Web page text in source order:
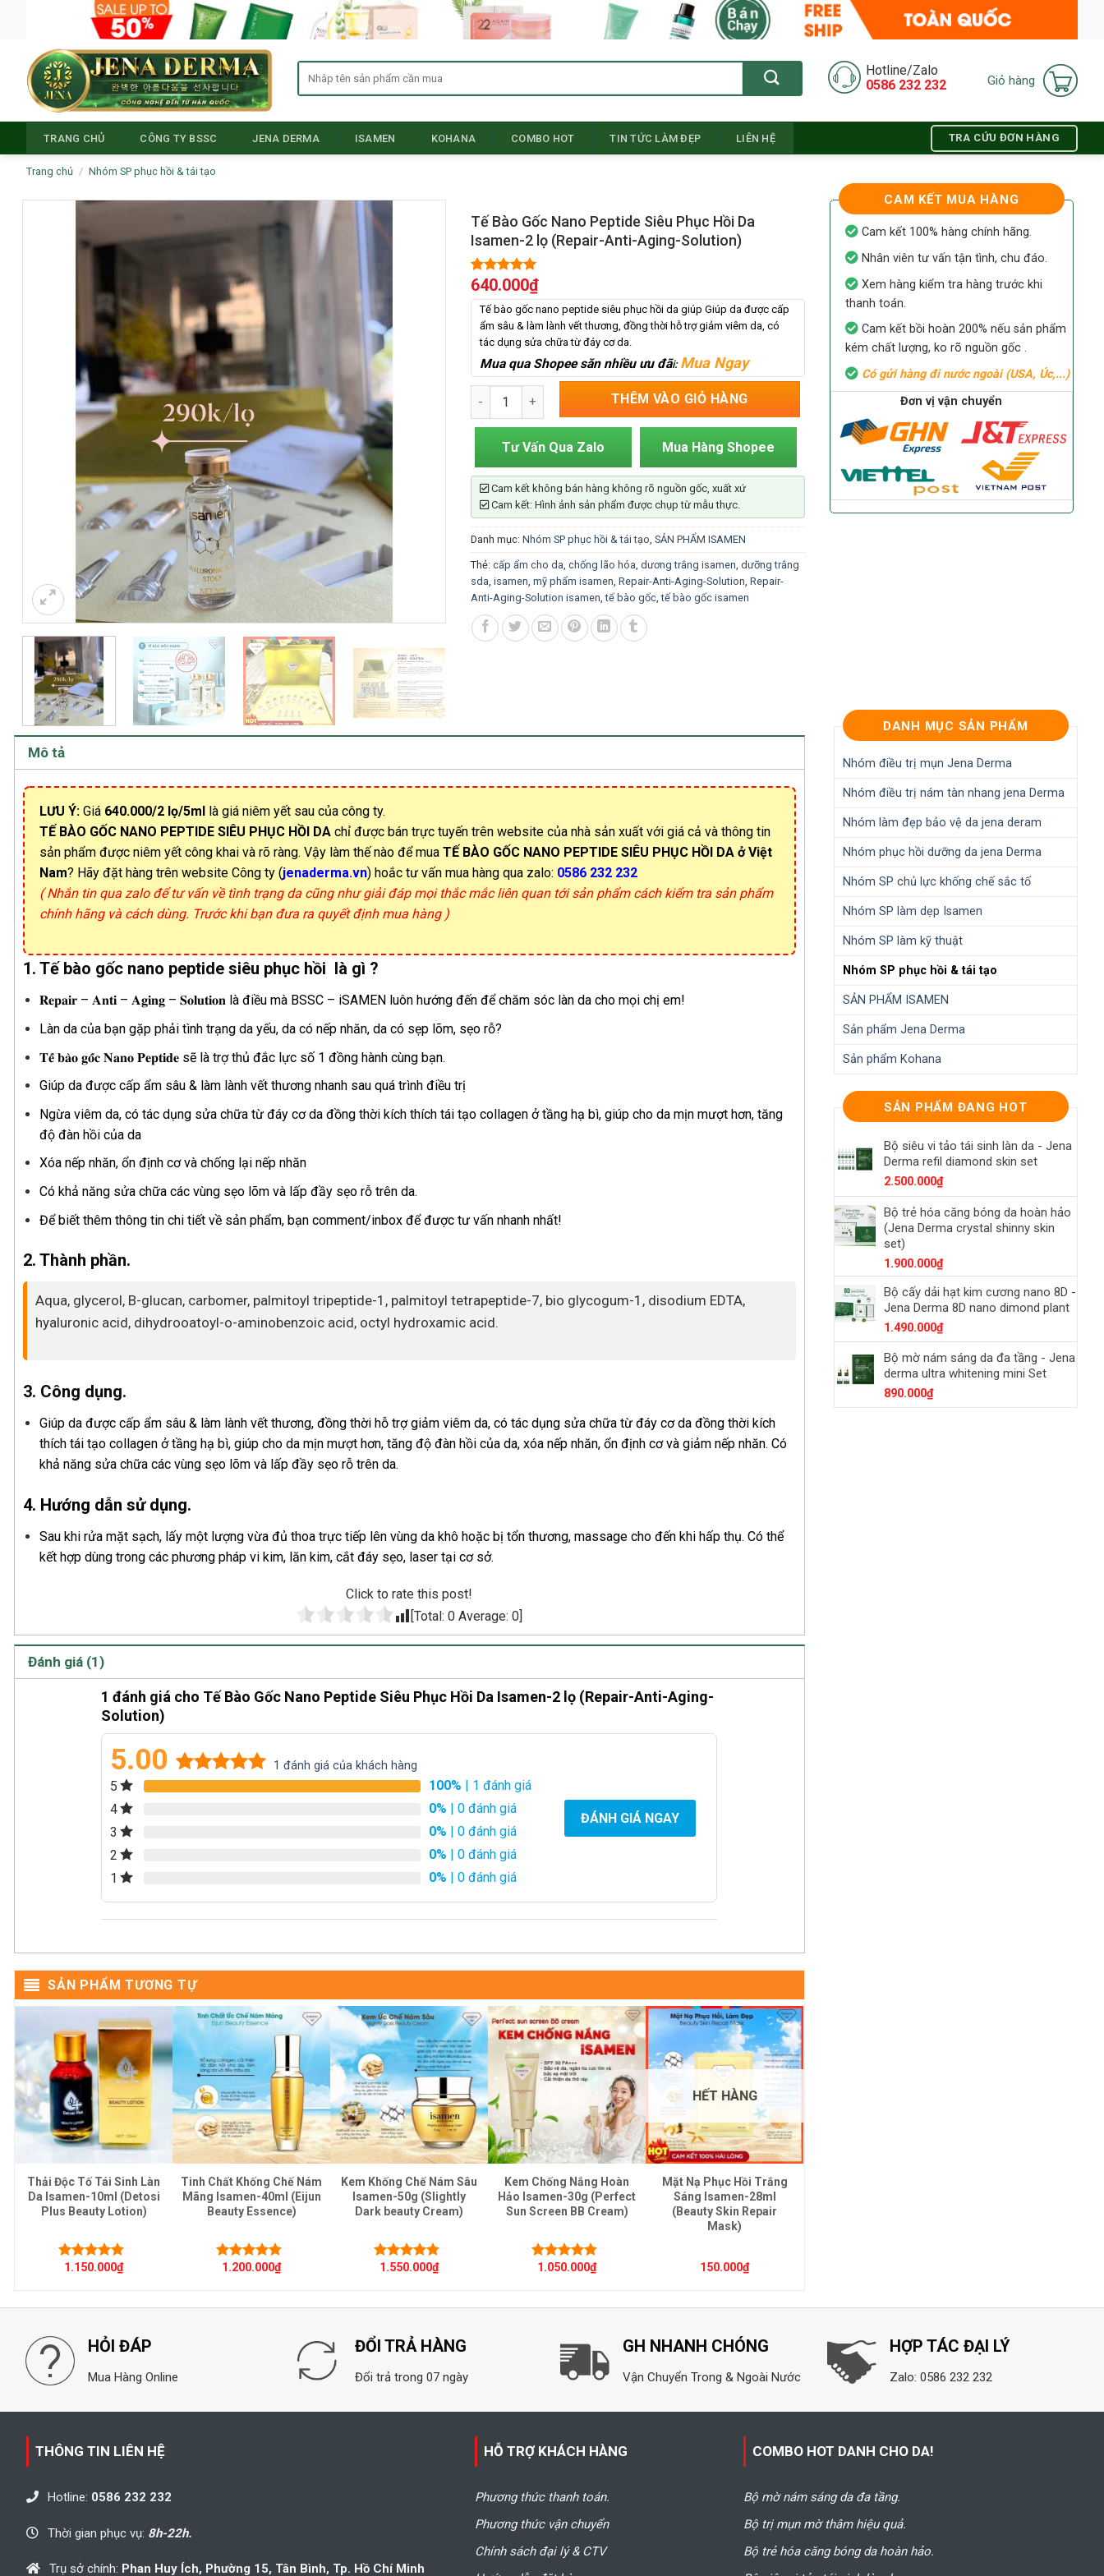
content
Tìm
Hotline/Zalo
0586 232 232
Giỏ hàng
TRANG CHỦ CÔNG TY BSSC JENA DERMA ISAMEN KOHANA COMBO HOT TIN TỨC LÀM ĐẸP LIÊN HỆ TRA CỨU ĐƠN HÀNG
Trang chủ / Nhóm SP phục hồi & tái tạo
Tế Bào Gốc Nano Peptide Siêu Phục Hồi Da
Isamen-2 lọ (Repair-Anti-Aging-Solution)
5.00trên 5
dựa trên
1
đánh giá
640.000₫
Tế bào gốc nano peptide siêu phục hồi da giúp Giúp da được cấp
ẩm sâu & làm lành vết thương, đồng thời hỗ trợ giảm viêm da, có
tác dụng sửa chữa từ đáy cơ da.
Mua qua Shopee săn nhiều ưu đãi: Mua Ngay
Tế Bào Gốc Nano Peptide Siêu Phục Hồi Da Isamen-2 lọ (Repair-Anti-Aging-Solution) số lượng
THÊM VÀO GIỎ HÀNG
Tư Vấn Qua Zalo Mua Hàng Shopee
Cam kết không bán hàng không rõ nguồn gốc, xuất xứ
Cam kết: Hình ảnh sản phẩm được chụp từ mẫu thực.
Danh mục: Nhóm SP phục hồi & tái tạo SẢN PHẨM ISAMEN
Thẻ: cấp ẩm cho da chống lão hóa dương trắng isamen dưỡng trắng
sda isamen mỹ phẩm isamen Repair-Anti-Aging-Solution Repair-
Anti-Aging-Solution isamen ,tế bào gốc,tế bào gốc isamen
CAM KẾT MUA HÀNG
Cam kết 100% hàng chính hãng.
Nhân viên tư vấn tận tình, chu đáo.
Xem hàng kiểm tra hàng trước khi
thanh toán.
Cam kết bồi hoàn 200% nếu sản phẩm
kém chất lượng, ko rõ nguồn gốc .
Có gửi hàng đi nước ngoài (USA, Úc,...)
Đơn vị vận chuyển
Mô tả
LƯU Ý: Giá 640.000/2 lọ/5ml là giá niêm yết sau của công ty.
TẾ BÀO GỐC NANO PEPTIDE SIÊU PHỤC HỒI DA chỉ được bán trực tuyến trên website của nhà sản xuất với giá cả và thông tin
sản phẩm được niêm yết công khai và rõ ràng. Vậy làm thế nào để mua TẾ BÀO GỐC NANO PEPTIDE SIÊU PHỤC HỒI DA ở Việt
Nam? Hãy đặt hàng trên website Công ty (jenaderma.vn) hoắc tư vấn mua hàng qua zalo: 0586 232 232
( Nhắn tin qua zalo để tư vấn về tình trạng da cũng như giải đáp mọi thắc mắc liên quan tới sản phẩm cách kiểm tra sản phẩm
chính hãng và cách dùng. Trước khi bạn đưa ra quyết định mua hàng )
1. Tế bào gốc nano peptide siêu phục hồi là gì ?
𝐑𝐞𝐩𝐚𝐢𝐫 – 𝐀𝐧𝐭𝐢 – 𝐀𝐠𝐢𝐧𝐠 – 𝐒𝐨𝐥𝐮𝐭𝐢𝐨𝐧 là điều mà BSSC – iSAMEN luôn hướng đến để chăm sóc làn da cho mọi chị em!
Làn da của bạn gặp phải tình trạng da yếu, da có nếp nhăn, da có sẹp lõm, sẹo rỗ?
𝐓𝐞̂́ 𝐛𝐚̀𝐨 𝐠𝐨̂́𝐜 𝐍𝐚𝐧𝐨 𝐏𝐞𝐩𝐭𝐢𝐝𝐞 sẽ là trợ thủ đắc lực số 1 đồng hành cùng bạn.
Giúp da được cấp ẩm sâu & làm lành vết thương nhanh sau quá trình điều trị
Ngừa viêm da, có tác dụng sửa chữa từ đáy cơ da đồng thời kích thích tái tạo collagen ở tầng hạ bì, giúp cho da mịn mượt hơn, tăng
độ đàn hồi của da
Xóa nếp nhăn, ổn định cơ và chống lại nếp nhăn
Có khả năng sửa chữa các vùng sẹo lõm và lấp đầy sẹo rỗ trên da.
Để biết thêm thông tin chi tiết về sản phẩm, bạn comment/inbox để được tư vấn nhanh nhất!
2. Thành phần.
Aqua, glycerol, B-glucan, carbomer, palmitoyl tripeptide-1, palmitoyl tetrapeptide-7, bio glycogum-1, disodium EDTA,
hyaluronic acid, dihydrooatoyl-o-aminobenzoic acid, octyl hydroxamic acid.
3. Công dụng.
Giúp da được cấp ẩm sâu & làm lành vết thương, đồng thời hỗ trợ giảm viêm da, có tác dụng sửa chữa từ đáy cơ da đồng thời kích
thích tái tạo collagen ở tầng hạ bì, giúp cho da mịn mượt hơn, tăng độ đàn hồi của da, xóa nếp nhăn, ổn định cơ và giảm nếp nhăn. Có
khả năng sửa chữa các vùng sẹo lõm và lấp đầy sẹo rỗ trên da.
4. Hướng dẫn sử dụng.
Sau khi rửa mặt sạch, lấy một lượng vừa đủ thoa trực tiếp lên vùng da khô hoặc bị tổn thương, massage cho đến khi hấp thụ. Có thể
kết hợp dùng trong các phương pháp vi kim, lăn kim, cắt đáy sẹo, laser tại cơ sở.
Click to rate this post!
[Total:0 Average:0
Đánh giá (1)
1 đánh giá cho Tế Bào Gốc Nano Peptide Siêu Phục Hồi Da Isamen-2 lọ (Repair-Anti-Aging-
Solution)
5.00 1 đánh giá của khách hàng
5 100% | 1 đánh giá
4
0% | 0 đánh giá
3
0% | 0 đánh giá
2
0% | 0 đánh giá
1
0% | 0 đánh giá
ĐÁNH GIÁ NGAY
SẢN PHẨM TƯƠNG TỰ
Thải Độc Tố Tái Sinh Làn
Da Isamen-10ml (Detosi
Plus Beauty Lotion)
Được xếp
1.150.000₫
Tinh Chất Khống Chế Nám
Mãng Isamen-40ml (Eijun
Beauty Essence)
Được xếp
1.200.000₫
Kem Khống Chế Nám Sâu
Isamen-50g (Slightly
Dark beauty Cream)
Được xếp
1.550.000₫
Kem Chống Nắng Hoàn
Hảo Isamen-30g (Perfect
Sun Screen BB Cream)
Được xếp
1.050.000₫
HẾT HÀNG
Mặt Nạ Phục Hồi Trắng
Sáng Isamen-28ml
(Beauty Skin Repair
Mask)
150.000₫
DANH MỤC SẢN PHẨM
Nhóm điều trị mụn Jena Derma
Nhóm điều trị nám tàn nhang jena Derma
Nhóm làm đẹp bảo vệ da jena deram
Nhóm phục hồi dưỡng da jena Derma
Nhóm SP chủ lực khống chế sắc tố
Nhóm SP làm dẹp Isamen
Nhóm SP làm kỹ thuật
Nhóm SP phục hồi & tái tạo
SẢN PHẨM ISAMEN
Sản phẩm Jena Derma
Sản phẩm Kohana
SẢN PHẨM ĐANG HOT
Bộ siêu vi tảo tái sinh làn da - Jena
Derma refil diamond skin set
2.500.000₫
Bộ trẻ hóa căng bóng da hoàn hảo
(Jena Derma crystal shinny skin
set)
1.900.000₫
Bộ cấy dải hạt kim cương nano 8D -
Jena Derma 8D nano dimond plant
1.490.000₫
Bộ mờ nám sáng da đa tầng - Jena
derma ultra whitening mini Set
890.000₫
HỎI ĐÁP
Mua Hàng Online
ĐỔI TRẢ HÀNG
Đổi trả trong 07 ngày
GH NHANH CHÓNG
Vận Chuyển Trong & Ngoài Nước
HỢP TÁC ĐẠI LÝ
Zalo: 0586 232 232
THÔNG TIN LIÊN HỆ
Hotline: 0586 232 232
Thời gian phục vụ: 8h-22h.
Trụ sở chính: Phan Huy Ích, Phường 15, Tân Bình, Tp. Hồ Chí Minh
HỖ TRỢ KHÁCH HÀNG
Phương thức thanh toán.
Phương thức vận chuyển
Chính sách đại lý & CTV
COMBO HOT DANH CHO DA!
Bộ mờ nám sáng da đa tầng.
Bộ trị mụn mờ thâm hiệu quả.
Bộ trẻ hóa căng bóng da hoàn hảo.